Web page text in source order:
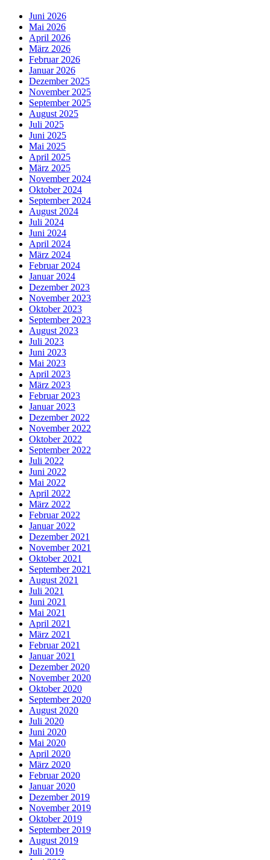
Juni 2026
Mai 2026
April 2026
März 2026
Februar 2026
Januar 2026
Dezember 2025
November 2025
September 2025
August 2025
Juli 2025
Juni 2025
Mai 2025
April 2025
März 2025
November 2024
Oktober 2024
September 2024
August 2024
Juli 2024
Juni 2024
April 2024
März 2024
Februar 2024
Januar 2024
Dezember 2023
November 2023
Oktober 2023
September 2023
August 2023
Juli 2023
Juni 2023
Mai 2023
April 2023
März 2023
Februar 2023
Januar 2023
Dezember 2022
November 2022
Oktober 2022
September 2022
Juli 2022
Juni 2022
Mai 2022
April 2022
März 2022
Februar 2022
Januar 2022
Dezember 2021
November 2021
Oktober 2021
September 2021
August 2021
Juli 2021
Juni 2021
Mai 2021
April 2021
März 2021
Februar 2021
Januar 2021
Dezember 2020
November 2020
Oktober 2020
September 2020
August 2020
Juli 2020
Juni 2020
Mai 2020
April 2020
März 2020
Februar 2020
Januar 2020
Dezember 2019
November 2019
Oktober 2019
September 2019
August 2019
Juli 2019